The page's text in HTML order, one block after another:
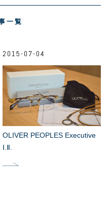
一覧
2015-07-04
OLIVER PEOPLES Executive
Ⅰ.Ⅱ.